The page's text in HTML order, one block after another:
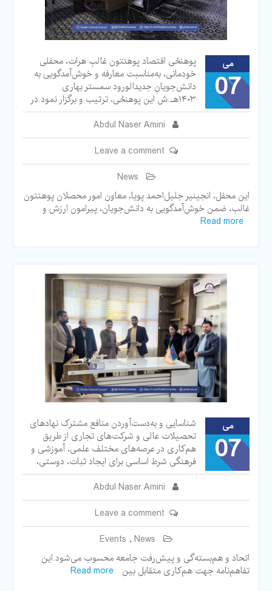
می
07
Abdul Naser Amini
Leave a comment
News
پوهنځی اقتصاد پوهنتون غالبِ هرات، محفلی
خودمانی، به‌مناسبت معارفه و خوش‌آمد‌گویی به
دانش‌جویانِ جدید‌الورود سمستر بهاری
۱۴۰۳هـ.ش این پوهنځی، ترتیب و برگزار نمود.در
این محفل، انجینیر جلیل‌احمد پویا، معاون امور محصلان پوهنتون
غالب، ضمن خوش‌آمدگویی به دانش‌جویان، پیرامون ارزش و
Read more
می
07
Abdul Naser Amini
Leave a comment
Events , News
شناسايی و به‌دست‌آوردن منافع مشترک نهادهای
تحصیلات عالی و شرکت‌های تجاری از طريق
هم‌کاری در عرصه‌های مختلف علمی، آموزشی و
فرهنگی شرط اساسی برای ايجاد ثبات، دوستی،
اتحاد و هم‌بسته‌گی و پيش‌رفت جامعه محسوب می‌شود.این
تفاهم‌نامه جهت هم‌کاری متقابل بين
Read more